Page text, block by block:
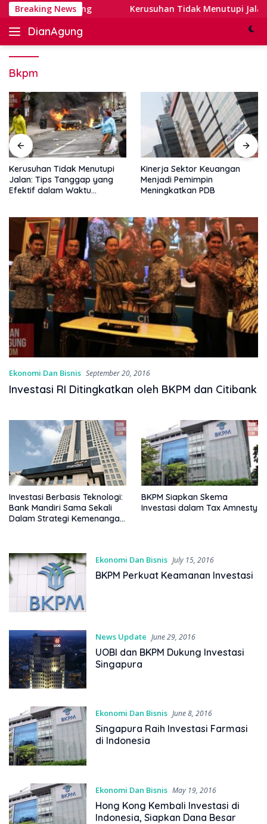
Skip
content
Breaking News
Digital Banking Kerusuhan Tidak Menutupi Jalan:
DianAgung
Blog
Deep
Insights
Bkpm
Kerusuhan Tidak Menutupi
Jalan: Tips Tanggap yang
Efektif dalam Waktu
Kinerja Sektor Keuangan
Menjadi Pemimpin
Meningkatkan PDB
Ekonomi Dan Bisnis September 20, 2016
Investasi RI Ditingkatkan oleh BKPM dan Citibank
Investasi Berbasis Teknologi:
Bank Mandiri Sama Sekali
Dalam Strategi Kemenangan
BKPM Siapkan Skema
Investasi dalam Tax Amnesty
Ekonomi Dan Bisnis July 15, 2016
BKPM Perkuat Keamanan Investasi
News Update June 29, 2016
UOBI dan BKPM Dukung Investasi
Singapura
Ekonomi Dan Bisnis June 8, 2016
Singapura Raih Investasi Farmasi
di Indonesia
Ekonomi Dan Bisnis May 19, 2016
Hong Kong Kembali Investasi di
Indonesia, Siapkan Dana Besar